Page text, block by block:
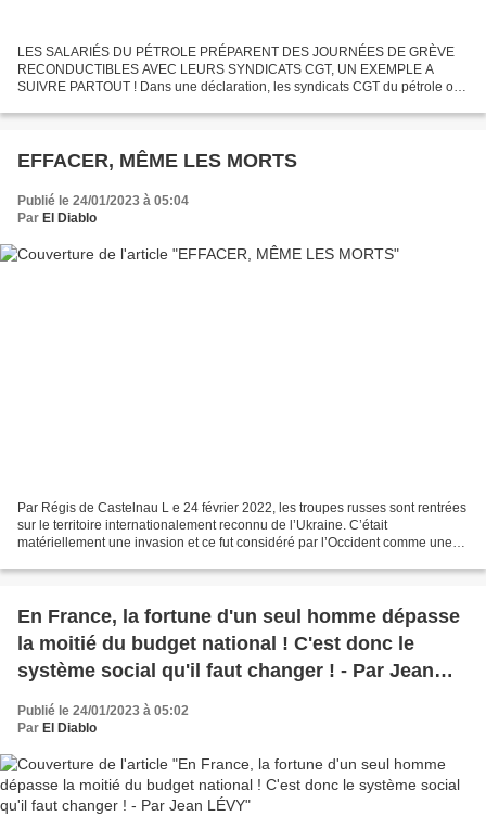
LES SALARIÉS DU PÉTROLE PRÉPARENT DES JOURNÉES DE GRÈVE
RECONDUCTIBLES AVEC LEURS SYNDICATS CGT, UN EXEMPLE A
SUIVRE PARTOUT ! Dans une déclaration, les syndicats CGT du pétrole ont
gouvernement....
EFFACER, MÊME LES MORTS
Publié le 24/01/2023 à 05:04
Par El Diablo
Par Régis de Castelnau L e 24 février 2022, les troupes russes sont rentrées
sur le territoire internationalement reconnu de l’Ukraine. C’était
matériellement une invasion et ce fut considéré par l’Occident comme une
En France, la fortune d'un seul homme dépasse
la moitié du budget national ! C'est donc le
système social qu'il faut changer ! - Par Jean
LÉVY
Publié le 24/01/2023 à 05:02
Par El Diablo